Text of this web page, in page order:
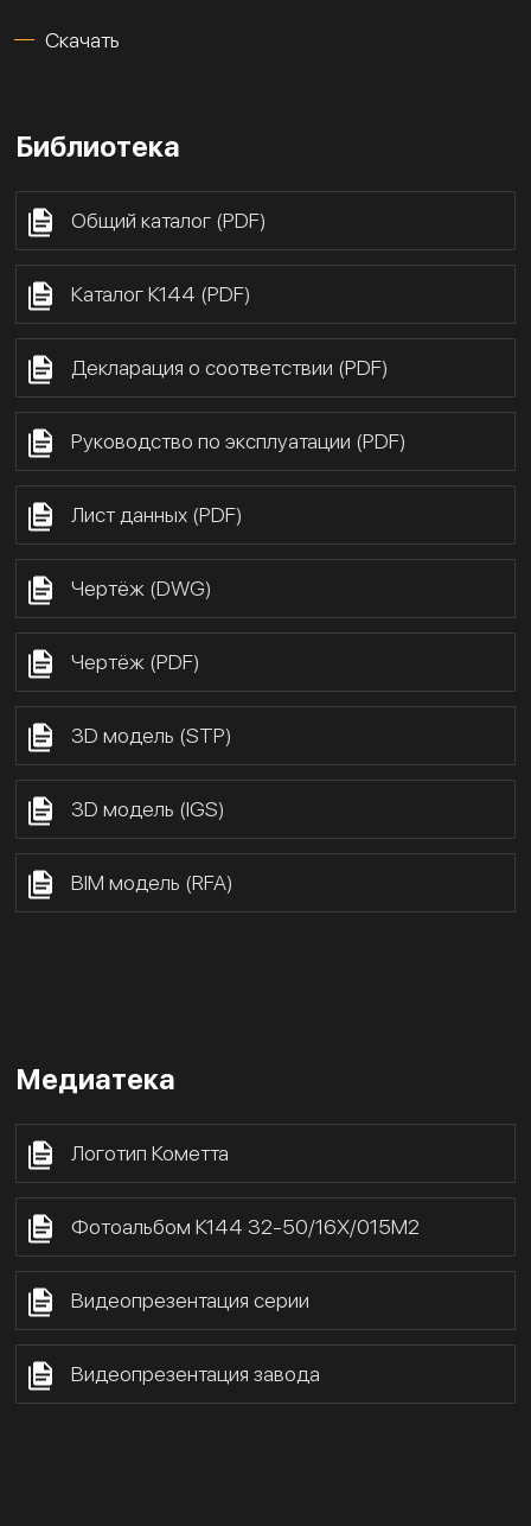
Скачать
Библиотека
Общий каталог (PDF)
Каталог К144 (PDF)
Декларация о соответствии (PDF)
Руководство по эксплуатации (PDF)
Лист данных (PDF)
Чертёж (DWG)
Чертёж (PDF)
3D модель (STP)
3D модель (IGS)
BIM модель (RFA)
Медиатека
Логотип Кометта
Фотоальбом К144 32-50/16Х/015М2
Видеопрезентация серии
Видеопрезентация завода